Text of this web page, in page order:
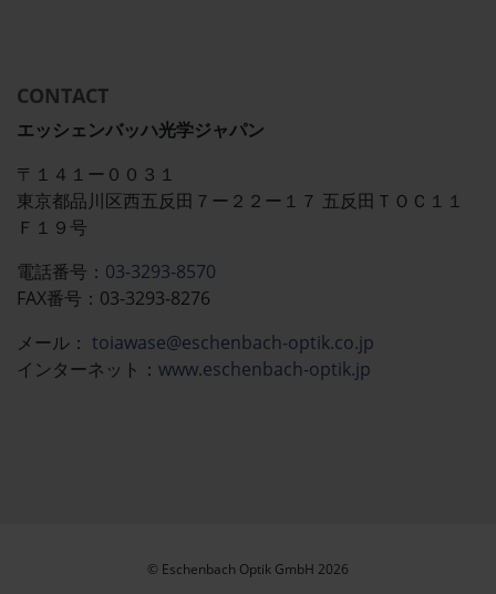
CONTACT
エッシェンバッハ光学ジャパン
〒１４１ー００３１
東京都品川区西五反田７ー２２ー１７ 五反田ＴＯＣ１１
Ｆ１９号
電話番号： 03-3293-8570
FAX番号：03-3293-8276
メール：​​​​ toiawase@eschenbach-optik.co.jp
インターネット： www.eschenbach-optik.jp
© Eschenbach Optik GmbH 2026